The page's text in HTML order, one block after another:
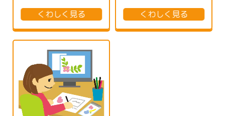
くわしく見る
くわしく見る